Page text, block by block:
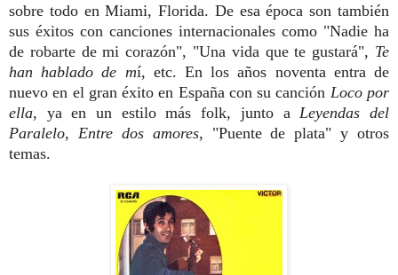
sobre todo en Miami, Florida. De esa época son también
sus éxitos con canciones internacionales como "Nadie ha
de robarte de mi corazón", "Una vida que te gustará", Te
han hablado de mí, etc. En los años noventa entra de
nuevo en el gran éxito en España con su canción Loco por
ella, ya en un estilo más folk, junto a Leyendas del
Paralelo, Entre dos amores, "Puente de plata" y otros
temas.